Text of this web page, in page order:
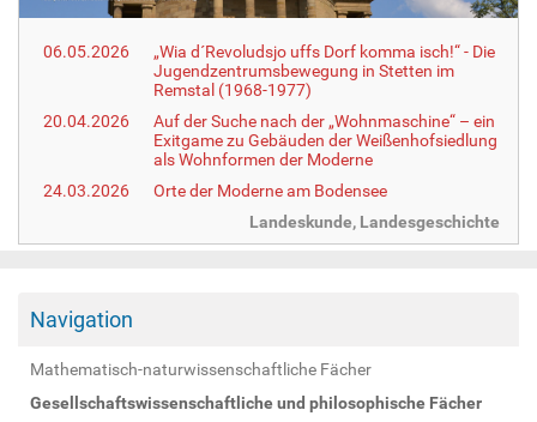
:
06.05.2026
„Wia d´Revoludsjo uffs Dorf komma isch!“ - Die
Jugendzentrumsbewegung in Stetten im
Remstal (1968-1977)
20.04.2026
Auf der Suche nach der „Wohnmaschine“ – ein
Exitgame zu Gebäuden der Weißenhofsiedlung
als Wohnformen der Moderne
24.03.2026
Orte der Moderne am Bodensee
Landeskunde, Landesgeschichte
Navigation
Mathematisch-naturwissenschaftliche Fächer
Gesellschaftswissenschaftliche und philosophische Fächer